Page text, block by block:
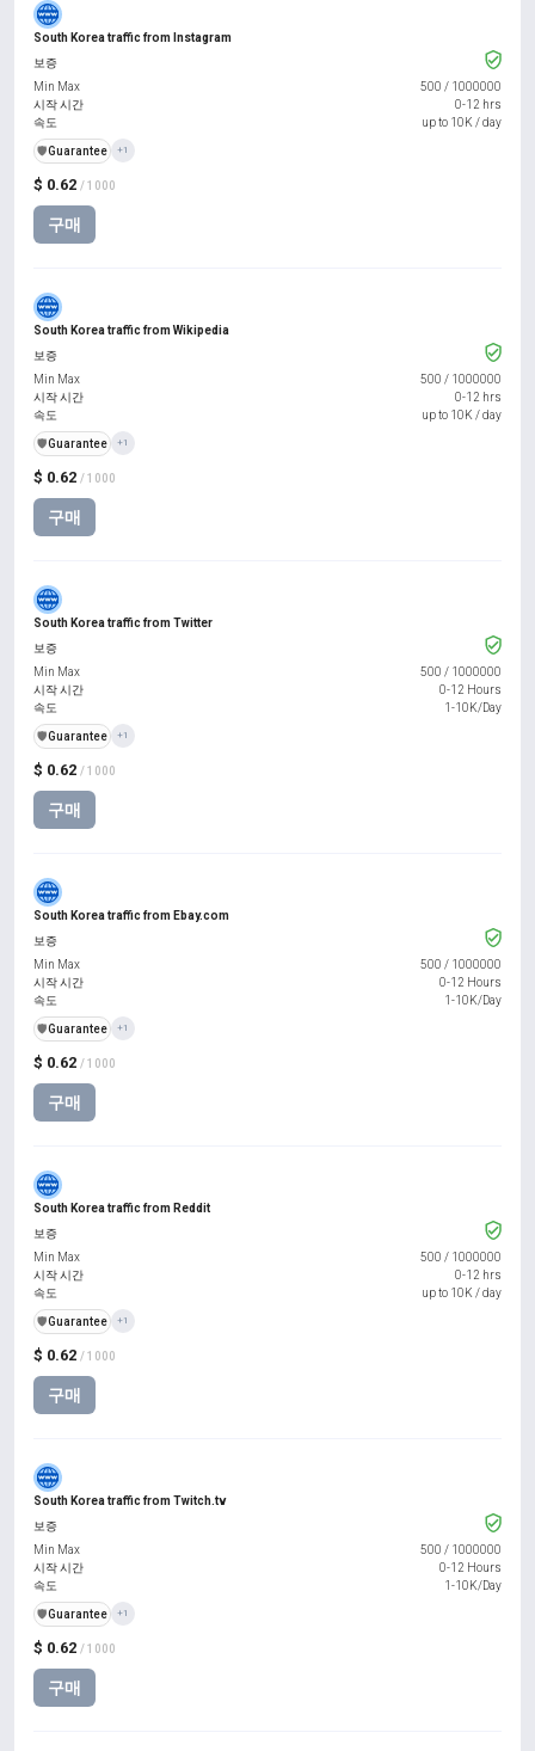
South Korea traffic from Instagram
$ 0.62 / 1000
구매
보증
Min Max
500 / 1000000
시작 시간
0-12 hrs
속도
up to 10K / day
️🛡️Guarantee +1
South Korea traffic from Wikipedia
$ 0.62 / 1000
구매
보증
Min Max
500 / 1000000
시작 시간
0-12 hrs
속도
up to 10K / day
️🛡️Guarantee +1
South Korea traffic from Twitter
$ 0.62 / 1000
구매
보증
Min Max
500 / 1000000
시작 시간
0-12 Hours
속도
1-10K/Day
️🛡️Guarantee +1
South Korea traffic from Ebay.com
$ 0.62 / 1000
구매
보증
Min Max
500 / 1000000
시작 시간
0-12 Hours
속도
1-10K/Day
️🛡️Guarantee +1
South Korea traffic from Reddit
$ 0.62 / 1000
구매
보증
Min Max
500 / 1000000
시작 시간
0-12 hrs
속도
up to 10K / day
️🛡️Guarantee +1
South Korea traffic from Twitch.tv
$ 0.62 / 1000
구매
보증
Min Max
500 / 1000000
시작 시간
0-12 Hours
속도
1-10K/Day
️🛡️Guarantee +1